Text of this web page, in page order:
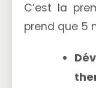
C’est la
prend que 5